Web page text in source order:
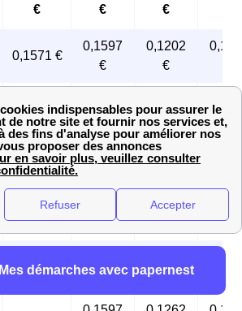
€
€
€
0,1571 €
0,1597
€
0,1202
€
0,1597 €
€
€
0,1597 €
0,1597
0,1240
€
0,1248
€
€
0,1571 €
€
€
Mes démarches avec papernest